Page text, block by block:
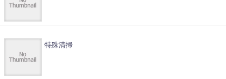
特殊清掃